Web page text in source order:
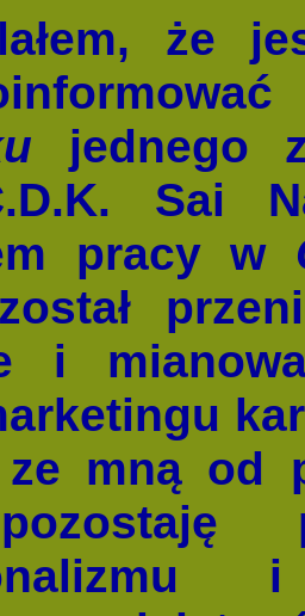
że
jednego
Sai
pracy w
i
mną od